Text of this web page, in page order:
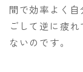
間で効率よく
ごして逆に疲
ないのです。